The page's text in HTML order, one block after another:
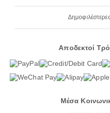
Αποδεκτοί
Μέσα